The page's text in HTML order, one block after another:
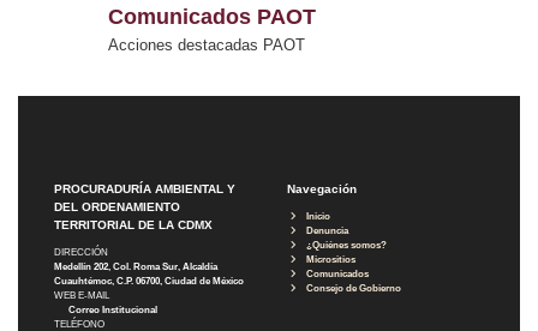
Comunicados PAOT
Acciones destacadas PAOT
PROCURADURÍA AMBIENTAL Y
DEL ORDENAMIENTO
TERRITORIAL DE LA CDMX
DIRECCIÓN
Medellín 202, Col. Roma Sur, Alcaldía
Cuauhtémoc, C.P. 06700, Ciudad de México
WEB E-MAIL
Correo Institucional
TELÉFONO
Navegación
Inicio
Denuncia
¿Quiénes somos?
Micrositios
Comunicados
Consejo de Gobierno